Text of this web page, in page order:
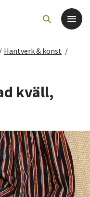
/ Hantverk & konst /
kväll,